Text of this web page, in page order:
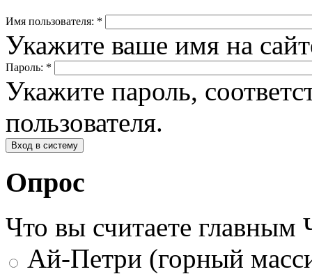
Имя пользователя: *
Укажите ваше имя на
Пароль: *
Укажите пароль,
пользователя.
Опрос
Что вы считаете
Ай-Петри (горный